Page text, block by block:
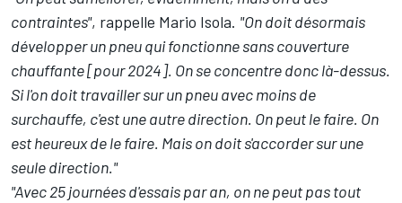
contraintes", rappelle Mario Isola. "On doit désormais
développer un pneu qui fonctionne sans couverture
chauffante [pour 2024]. On se concentre donc là-dessus.
Si l'on doit travailler sur un pneu avec moins de
surchauffe, c'est une autre direction. On peut le faire. On
est heureux de le faire. Mais on doit s'accorder sur une
seule direction."
"Avec 25 journées d'essais par an, on ne peut pas tout